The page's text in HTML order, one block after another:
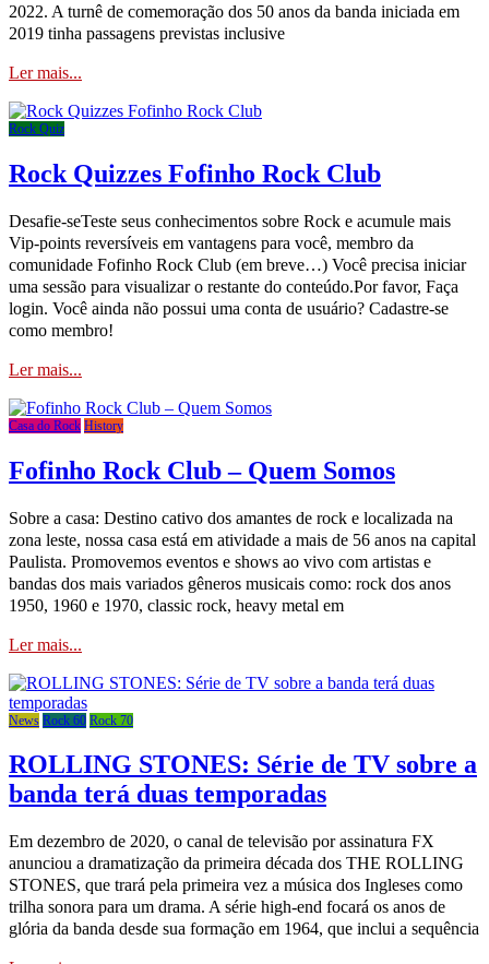
2022. A turnê de comemoração dos 50 anos da banda iniciada em
2019 tinha passagens previstas inclusive
Ler mais...
Rock Quiz
Rock Quizzes Fofinho Rock Club
Desafie-seTeste seus conhecimentos sobre Rock e acumule mais
Vip-points reversíveis em vantagens para você, membro da
comunidade Fofinho Rock Club (em breve…) Você precisa iniciar
uma sessão para visualizar o restante do conteúdo.Por favor, Faça
login. Você ainda não possui uma conta de usuário? Cadastre-se
como membro!
Ler mais...
Casa do Rock History
Fofinho Rock Club– Quem Somos
Sobre a casa: Destino cativo dos amantes de rock e localizada na
zona leste, nossa casa está em atividade a mais de 56 anos na capital
Paulista. Promovemos eventos e shows ao vivo com artistas e
bandas dos mais variados gêneros musicais como: rock dos anos
1950, 1960 e 1970, classic rock, heavy metal em
Ler mais...
News Rock 60 Rock 70
ROLLING STONES: Série de TV sobre a
banda terá duas temporadas
Em dezembro de 2020, o canal de televisão por assinatura FX
anunciou a dramatização da primeira década dos THE ROLLING
STONES, que trará pela primeira vez a música dos Ingleses como
trilha sonora para um drama. A série high-end focará os anos de
glória da banda desde sua formação em 1964, que inclui a sequência